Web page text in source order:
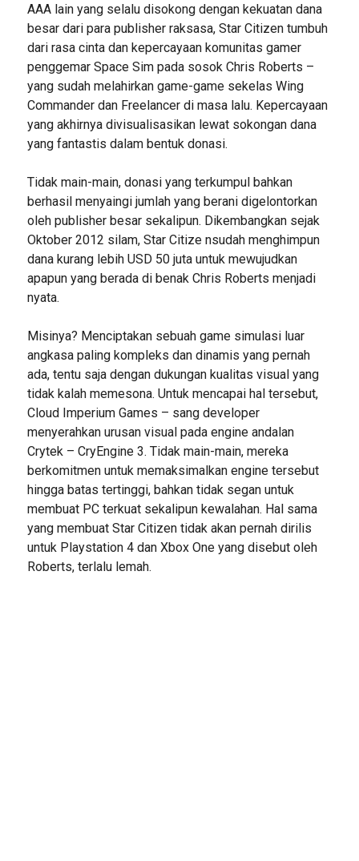
AAA lain yang selalu disokong dengan kekuatan dana
besar dari para publisher raksasa, Star Citizen tumbuh
dari rasa cinta dan kepercayaan komunitas gamer
penggemar Space Sim pada sosok Chris Roberts –
yang sudah melahirkan game-game sekelas Wing
Commander dan Freelancer di masa lalu. Kepercayaan
yang akhirnya divisualisasikan lewat sokongan dana
yang fantastis dalam bentuk donasi.
Tidak main-main, donasi yang terkumpul bahkan
berhasil menyaingi jumlah yang berani digelontorkan
oleh publisher besar sekalipun. Dikembangkan sejak
Oktober 2012 silam, Star Citize nsudah menghimpun
dana kurang lebih USD 50 juta untuk mewujudkan
apapun yang berada di benak Chris Roberts menjadi
nyata.
Misinya? Menciptakan sebuah game simulasi luar
angkasa paling kompleks dan dinamis yang pernah
ada, tentu saja dengan dukungan kualitas visual yang
tidak kalah memesona. Untuk mencapai hal tersebut,
Cloud Imperium Games – sang developer
menyerahkan urusan visual pada engine andalan
Crytek – CryEngine 3. Tidak main-main, mereka
berkomitmen untuk memaksimalkan engine tersebut
hingga batas tertinggi, bahkan tidak segan untuk
membuat PC terkuat sekalipun kewalahan. Hal sama
yang membuat Star Citizen tidak akan pernah dirilis
untuk Playstation 4 dan Xbox One yang disebut oleh
Roberts, terlalu lemah.